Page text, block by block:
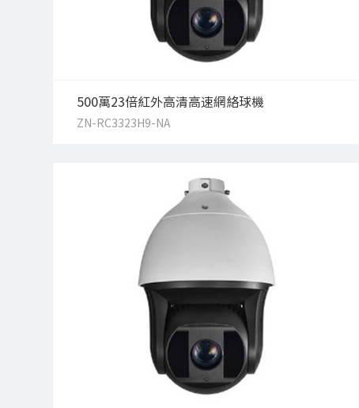
500萬23倍紅外高清高速網絡球機
ZN-RC3323H9-NA